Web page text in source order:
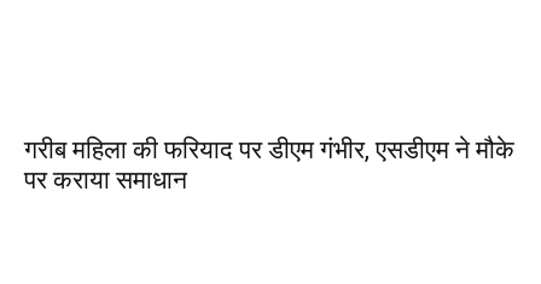
गरीब महिला की फरियाद पर डीएम गंभीर, एसडीएम ने मौके
पर कराया समाधान